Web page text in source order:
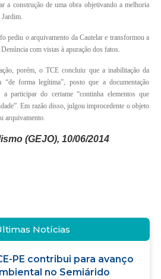
a construção de uma obra objetivando a melhoria
Jardim.
pediu o arquivamento da Cautelar e transformou a
com vistas à apuração dos fatos.
porém, o TCE concluiu que a inabilitação da
“de forma legítima”, posto que a documentação
a participar do certame “continha elementos que
Em razão disso, julgou improcedente o objeto
arquivamento.
(GEJO), 10/06/2014
Notícias
PE contribui para avanço
no Semiárido